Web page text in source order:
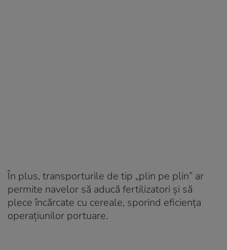
În plus, transporturile de tip „plin pe plin” ar
permite navelor să aducă fertilizatori și să
plece încărcate cu cereale, sporind eficiența
operațiunilor portuare.